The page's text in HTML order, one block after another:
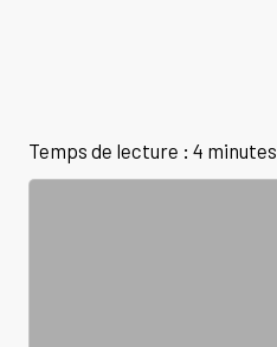
Temps de lecture : 4 minutes